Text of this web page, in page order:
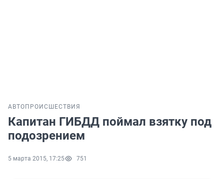
АВТО ПРОИСШЕСТВИЯ
Капитан ГИБДД поймал взятку под
подозрением
5 марта 2015, 17:25 751